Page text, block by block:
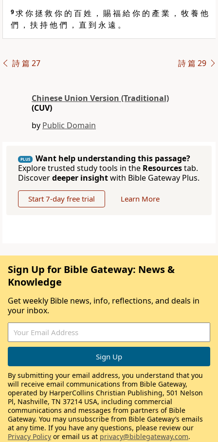
9求 你 拯 救 你 的 百 姓 ， 賜 福 給 你 的 產 業 ， 牧 養 他
們 ， 扶 持 他 們 ， 直 到 永 遠 。
詩 篇 27 詩 篇 29
Chinese Union Version (Traditional)
(CUV)
by Public Domain
PLUS
Want help understanding this passage?
Explore trusted study tools in the Resourcestab.
Discoverdeeper insightwith Bible Gateway Plus.
Start 7-day free trial Learn More
Sign Up for Bible Gateway: News &
Knowledge
Get weekly Bible news, info, reflections, and deals in
your inbox.
By submitting your email address, you understand that you
will receive email communications from Bible Gateway,
operated by HarperCollins Christian Publishing, 501 Nelson
Pl, Nashville, TN 37214 USA, including commercial
communications and messages from partners of Bible
Gateway. You may unsubscribe from Bible Gateway’s emails
at any time. If you have any questions, please review our
Privacy Policy or email us at privacy@biblegateway.com.